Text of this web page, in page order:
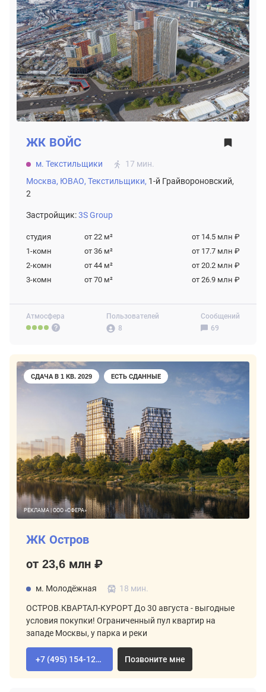
Атмосфера
Пользователей
8
Сообщений
69
ЖК ВОЙС
м. Текстильщики
17 мин.
Москва, ЮВАО, Текстильщики, 1-й Грайвороновский,
2
Застройщик:3S Group
студия от 22 м²
от 14.5 млн ₽
1-комн
от 36 м²
от 17.7 млн ₽
2-комн
от 44 м²
от 20.2 млн ₽
3-комн
от 70 м² от 26.9 млн ₽
СДАЧА В 1 КВ. 2029 ЕСТЬ СДАННЫЕ
РЕКЛАМА | ООО «СФЕРА»
ЖК Остров
от 23,6 млн ₽
м. Молодёжная 18 мин.
ОСТРОВ.КВАРТАЛ-КУРОРТ До 30 августа - выгодные
условия покупки! Ограниченный пул квартир на
западе Москвы, у парка и реки
+7 (495) 154-12-80 Позвоните мне